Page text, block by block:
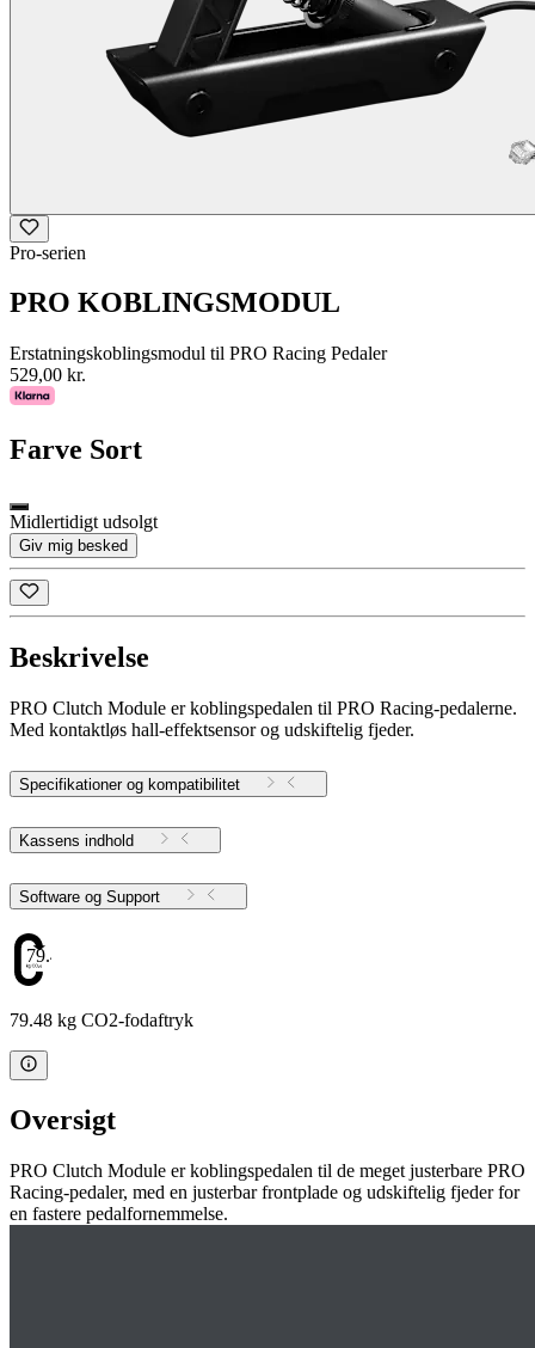
Pro-serien
PRO KOBLINGSMODUL
Erstatningskoblingsmodul til PRO Racing Pedaler
529,00 kr.
Farve Sort
Midlertidigt udsolgt
Giv mig besked
Beskrivelse
PRO Clutch Module er koblingspedalen til PRO Racing-pedalerne.
Med kontaktløs hall-effektsensor og udskiftelig fjeder.
Specifikationer og kompatibilitet
Kassens indhold
Software og Support
79.48
79.48 kg CO2-fodaftryk
Oversigt
PRO Clutch Module er koblingspedalen til de meget justerbare PRO
Racing-pedaler, med en justerbar frontplade og udskiftelig fjeder for
en fastere pedalfornemmelse.